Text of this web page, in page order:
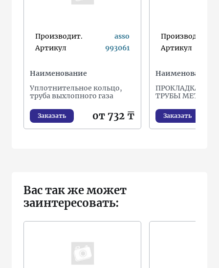
Производит.
asso
Артикул
993061
Наименование
Уплотнительное кольцо,
труба выхлопного газа
Заказать от 732 ₸
Производит.
Артикул
Наименование
ПРОКЛАДКА
ТРУБЫ
Заказать
Вас так же может
заинтересовать: